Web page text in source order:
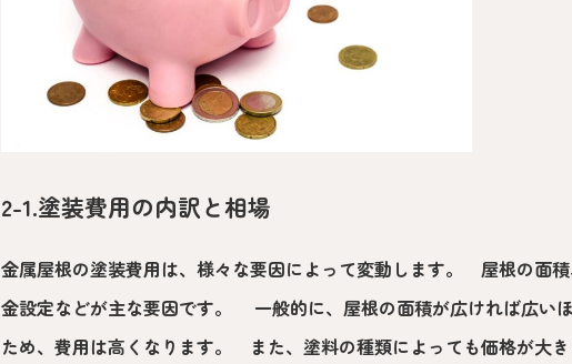
2-1.塗装費用の内訳と相場
金属屋根の塗装費用は、様々な要因によって変動します。 屋根の面
金設定などが主な要因です。 一般的に、屋根の面積が広ければ広い
ため、費用は高くなります。 また、塗料の種類によっても価格が大